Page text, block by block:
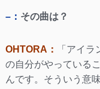
–： その曲は？
OHTORA：
「アイ
の自分がやっている
んです。そういう意